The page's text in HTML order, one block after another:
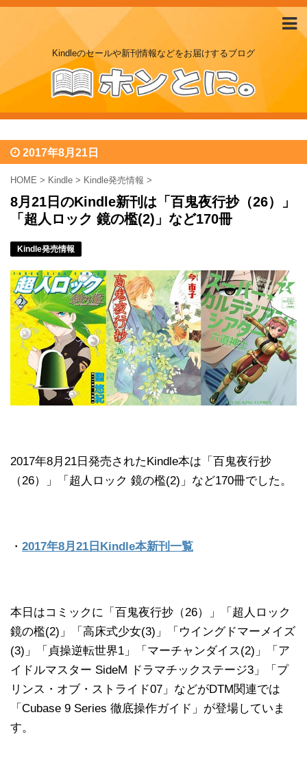
Kindleのセールや新刊情報などをお届けするブログ
2017年8月21日
HOME > Kindle > Kindle発売情報 >
8月21日のKindle新刊は「百鬼夜行抄（26）」
「超人ロック 鏡の檻(2)」など170冊
Kindle発売情報
2017年8月21日発売されたKindle本は「百鬼夜行抄
（26）」「超人ロック 鏡の檻(2)」など170冊でした。
・ 2017年8月21日Kindle本新刊一覧
本日はコミックに「百鬼夜行抄（26）」「超人ロック
鏡の檻(2)」「高床式少女(3)」「ウイングドマーメイズ
(3)」「貞操逆転世界1」「マーチャンダイス(2)」「ア
イドルマスター SideM ドラマチックステージ3」「プ
リンス・オブ・ストライド07」などがDTM関連では
「Cubase 9 Series 徹底操作ガイド」が登場していま
す。